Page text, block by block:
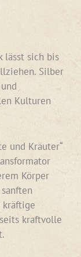
lässt sich bis
Silber
Kulturen
und Kräuter“
Körper
kräftige
kraftvolle